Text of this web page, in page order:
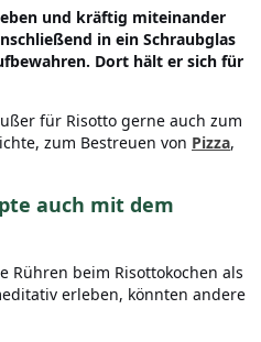
und kräftig miteinander
in ein Schraubglas
Dort hält er sich für
für Risotto gerne auch zum
zum Bestreuen von Pizza,
auch mit dem
Rühren beim Risottokochen als
erleben, könnten andere